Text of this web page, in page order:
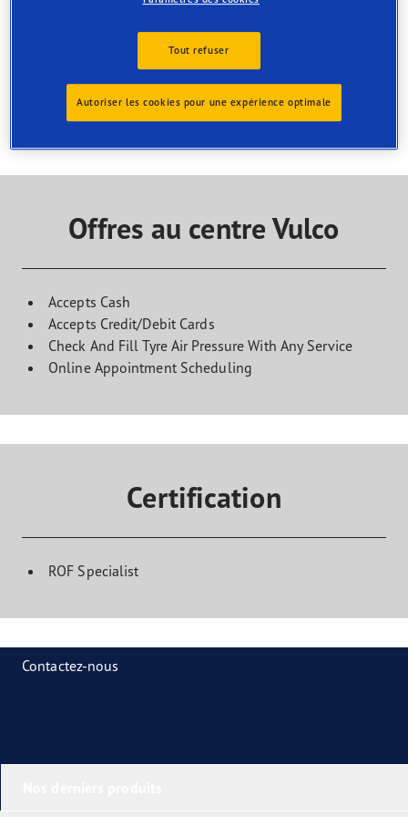
centre pour organiser votre rendez-vous
Offres au centre Vulco
Accepts Cash
Accepts Credit/Debit Cards
Check And Fill Tyre Air Pressure With Any Service
Online Appointment Scheduling
Certification
ROF Specialist
Contactez-nous
Tout refuser
Autoriser les cookies pour une expérience optimale